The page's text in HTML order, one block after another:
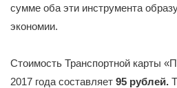
сумме оба эти инструмента
экономии.
Стоимость Транспортной карты
2017 года составляет 95 рублей.